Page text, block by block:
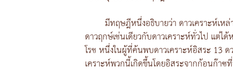
มีทฤษฎีหนึ่งอธิบายว่า ดาวเคราะห์เห
ดาวฤกษ์เช่นเดียวกับดาวเคราะห์ทั่วไป แต่ไ
โรช หนึ่งในผู้ที่ค้นพบดาวเคราะห์อิสระ 13
เคราะห์พวกนี้เกิดขึ้นโดยอิสระจากก้อนก๊า